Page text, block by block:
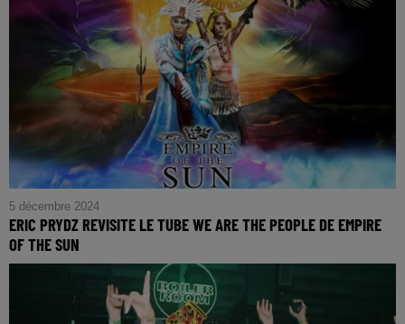
5 décembre 2024
ERIC PRYDZ REVISITE LE TUBE WE ARE THE PEOPLE DE EMPIRE
OF THE SUN